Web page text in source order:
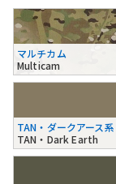
マルチカム
Multicam
TAN・ダークアース系
TAN・Dark Earth